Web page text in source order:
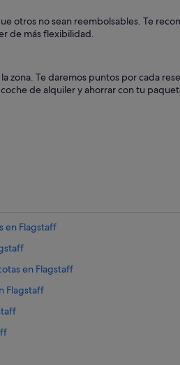
otros no sean reembolsables. Te
de más flexibilidad.
zona. Te daremos puntos por cada
de alquiler y ahorrar con tu
en Flagstaff
en Flagstaff
Flagstaff